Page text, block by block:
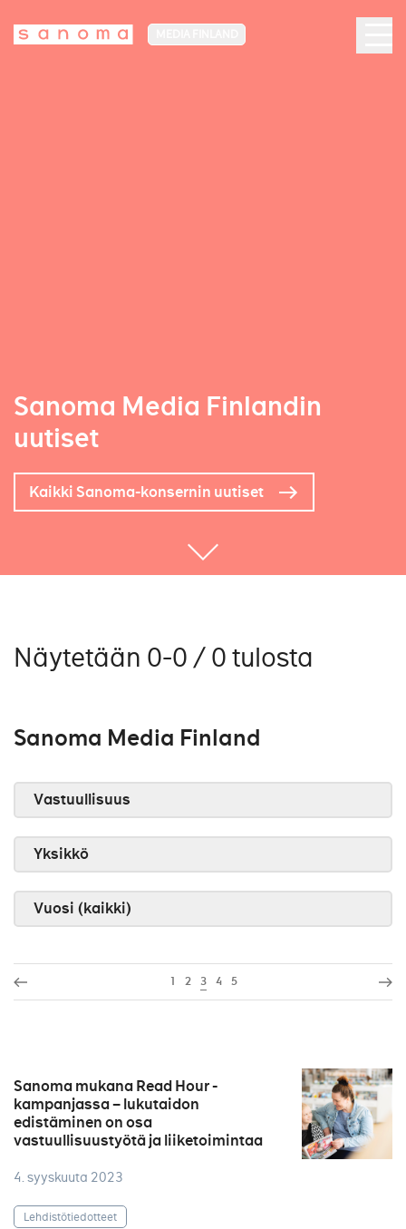
Sanoma Media Finlandin
uutiset
Kaikki Sanoma-konsernin uutiset
Näytetään 0-0 / 0 tulosta
Sanoma Media Finland
Vastuullisuus
Yksikkö
Vuosi (kaikki)
1 2 3 4 5
Sanoma mukana Read Hour -
kampanjassa – lukutaidon
edistäminen on osa
vastuullisuustyötä ja liiketoimintaa
4. syyskuuta 2023
Lehdistötiedotteet